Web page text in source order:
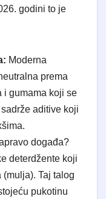
godini to je
Moderna
prema
i gumama koji se
aditive koji
događa?
deterdžente koji
Taj talog
pukotinu